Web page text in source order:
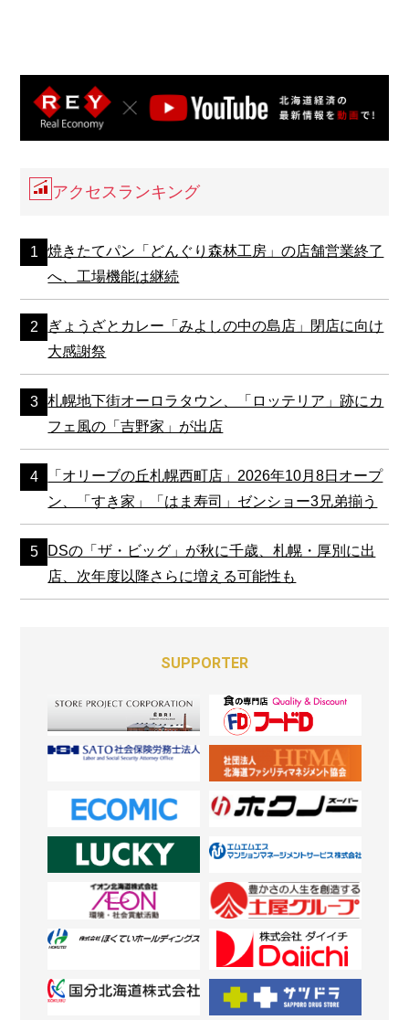
アクセスランキング
焼きたてパン「どんぐり森林工房」の店舗営業終了
へ、工場機能は継続
ぎょうざとカレー「みよしの中の島店」閉店に向け
大感謝祭
札幌地下街オーロラタウン、「ロッテリア」跡にカ
フェ風の「吉野家」が出店
「オリーブの丘札幌西町店」2026年10月8日オープ
ン、「すき家」「はま寿司」ゼンショー3兄弟揃う
DSの「ザ・ビッグ」が秋に千歳、札幌・厚別に出
店、次年度以降さらに増える可能性も
SUPPORTER